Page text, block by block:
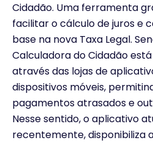
Cidadão. Uma ferramenta
facilitar o cálculo de juros e
base na nova Taxa Legal.
Calculadora do Cidadão
através das lojas de
dispositivos móveis,
pagamentos atrasados e
Nesse sentido, o aplicativo
recentemente, disponibiliza